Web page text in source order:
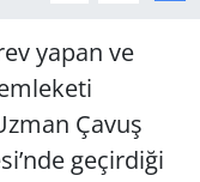
yapan ve
Çavuş
geçirdiği